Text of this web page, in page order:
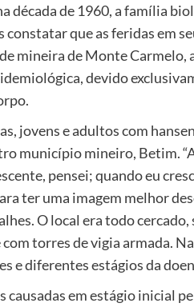
década de 1960, a família
constatar que as feridas em
mineira de Monte Carmelo,
devido
jovens e adultos com
município mineiro, Betim.
pensei; quando eu
ter uma imagem melhor
O local era todo
torres de vigia armada.
e diferentes estágios da
causadas em estágio inicial